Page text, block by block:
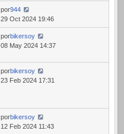
por944
29 Oct 2024 19:46
porbikersoy
08 May 2024 14:37
porbikersoy
23 Feb 2024 17:31
porbikersoy
12 Feb 2024 11:43